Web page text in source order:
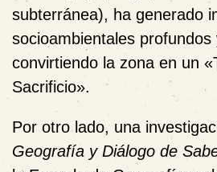
subterránea), ha generado
socioambientales profundos
convirtiendo la zona en un
Sacrificio».
Por otro lado, una
Geografía y Diálogo de